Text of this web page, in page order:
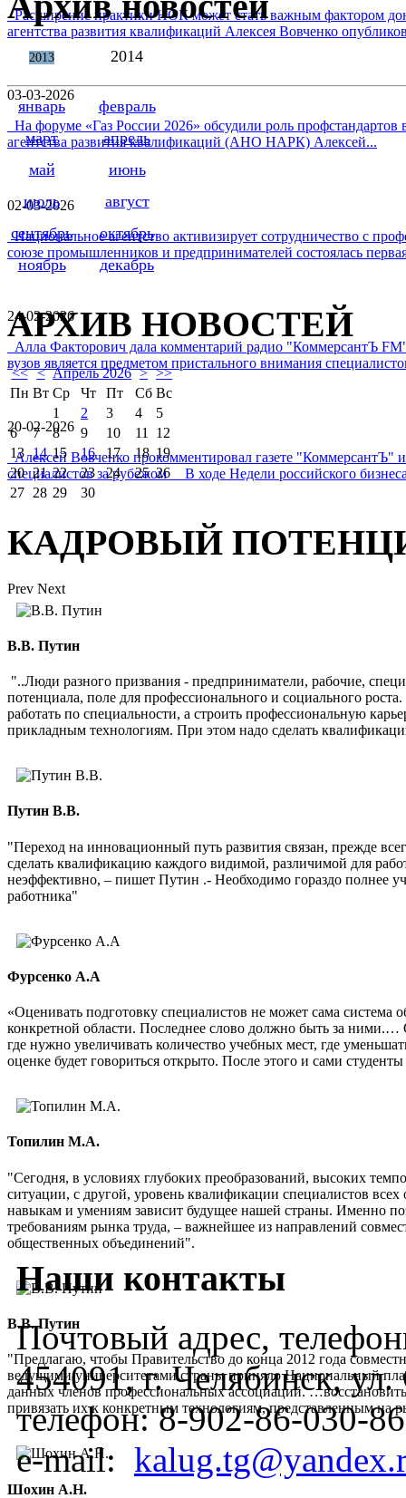
Расширение практики НОК может стать важным фактором
агентства развития квалификаций Алексея Вовченко
03-03-2026
На форуме «Газ России 2026» обсудили роль
агентства развития квалификаций (АНО НАРК) Алексей...
02-03-2026
Национальное агентство активизирует сотрудничество с
союзе промышленников и предпринимателей состоялась
24-02-2026
Алла Факторович дала комментарий радио "КоммерсантЪ
вузов является предметом пристального внимания
20-02-2026
Алексей Вовченко прокомментировал газете
специалистов за рубежом В ходе Недели российского
2013 2014
январь
февраль
март
апрель
май
июнь
июль
август
сентябрь
октябрь
ноябрь
декабрь
АРХИВ НОВОСТЕЙ
<< < Апрель 2026 > >>
Пн Вт Ср Чт Пт Сб Вс
1
2 3 4
5
6
7 8 9 10 11
12
13 14 15 16 17 18 19
20 21 22 23 24 25 26
27 28 29 30
КАДРОВЫЙ
Prev Next
В.В. Путин
"..Люди разного призвания - предприниматели, рабочие,
потенциала, поле для профессионального и социального
работать по специальности, а строить профессиональную
прикладным технологиям. При этом надо сделать
Путин В.В.
"Переход на инновационный путь развития связан, прежде
сделать квалификацию каждого видимой, различимой для
неэффективно, – пишет Путин .- Необходимо гораздо полнее
работника"
Фурсенко А.А
«Оценивать подготовку специалистов не может сама
конкретной области. Последнее слово должно быть за ними.…
где нужно увеличивать количество учебных мест, где
оценке будет говориться открыто. После этого и сами
Топилин М.А.
"Сегодня, в условиях глубоких преобразований, высоких
ситуации, с другой, уровень квалификации специалистов
навыкам и умениям зависит будущее нашей страны. Именно
требованиям рынка труда, – важнейшее из направлений
общественных объединений".
В.В. Путин
"Предлагаю, чтобы Правительство до конца 2012 года
ведущими университетами страны приняло Национальный
данных членов профессиональных ассоциаций.
привязать их к конкретным технологиям, представленным на
Шохин А.Н.
Наши контакты
Почтовый адрес,
454091, г. Челябинск,
телефон:8-902-86-030-86
e-mail: